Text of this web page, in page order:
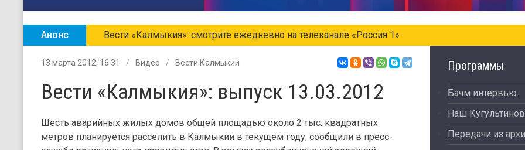
Анонс Вести «Калмыкия»: смотрите ежедневно на телеканале «Россия 1»
13 марта 2012, 16:31 Видео Вести Калмыкии
Вести «Калмыкия»: выпуск 13.03.2012
Шесть аварийных жилых домов общей площадью около 2 тыс. квадратных
метров планируется расселить в Калмыкии в текущем году, сообщили в пресс-
Программы
Бачм интервью.
Наш Кугультинов
Передачи из